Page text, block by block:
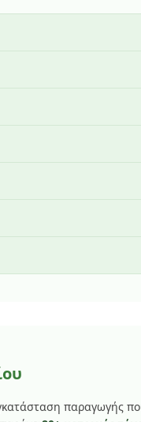
παραγωγής